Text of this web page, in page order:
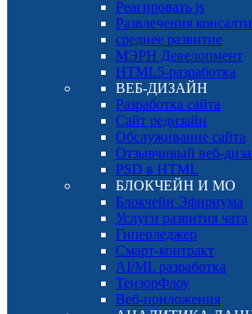
Реагировать js
Развлечения
среднее развитие
МЭРН Девелопмент
HTML5-разработка
ВЕБ-ДИЗАЙН
Разработка сайта
Сайт редизайн
Обслуживание сайта
Отзывчивый веб-
PSD в HTML
БЛОКЧЕЙН И МО
Блокчейн Эфириума
Услуги развития чата
Гиперледжер
Смарт-контракт
AI/ML разработка
ТензорФлоу
Веб-приложения